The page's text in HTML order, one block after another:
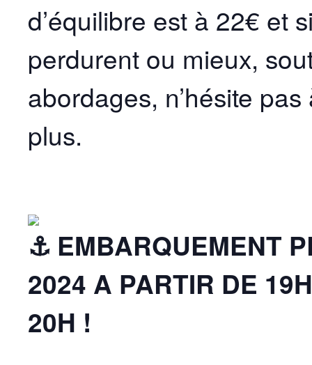
d’équilibre est à 22€ et
perdurent ou mieux,
abordages, n’hésite
plus.
EMBARQUEMENT
2024 A PARTIR DE
20H !